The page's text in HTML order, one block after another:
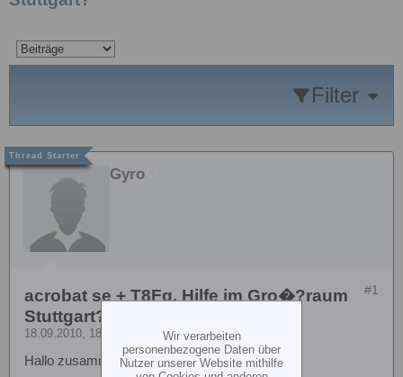
Filter
Gyro
#1
acrobat se + T8Fg, Hilfe im Gro�?raum
Stuttgart?
18.09.2010, 18:43
Hallo zusammen
Wir verarbeiten
personenbezogene Daten über
Nutzer unserer Website mithilfe